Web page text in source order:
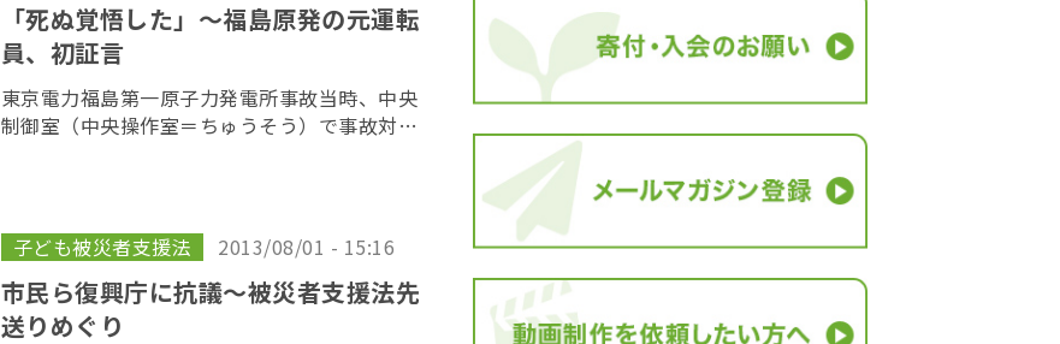
「死ぬ覚悟した」～福島原発の元運転
員、初証言
東京電力福島第一原子力発電所事故当時、中央
制御室（中央操作室＝ちゅうそう）で事故対応
故当時、 […]
子ども被災者支援法 2013/08/01 - 15:16
市民ら復興庁に抗議〜被災者支援法先
送りめぐり